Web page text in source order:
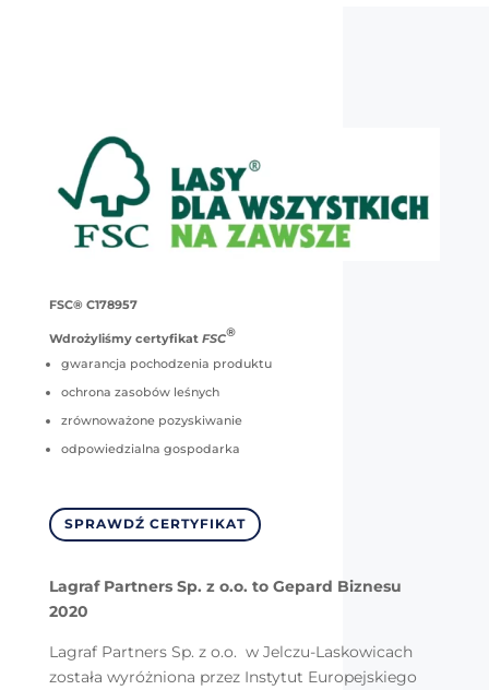
FSC® C178957
Wdrożyliśmy certyfikat FSC®
gwarancja pochodzenia produktu
ochrona zasobów leśnych
zrównoważone pozyskiwanie
odpowiedzialna gospodarka
SPRAWDŹ CERTYFIKAT
Lagraf Partners Sp. z o.o. to Gepard Biznesu
2020
Lagraf Partners Sp. z o.o. w Jelczu-Laskowicach
została wyróżniona przez Instytut Europejskiego